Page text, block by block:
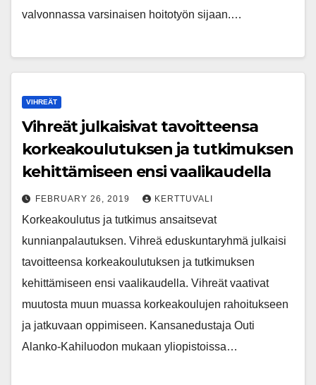
valvonnassa varsinaisen hoitotyön sijaan.…
VIHREÄT
Vihreät julkaisivat tavoitteensa
korkeakoulutuksen ja tutkimuksen
kehittämiseen ensi vaalikaudella
FEBRUARY 26, 2019 KERTTUVALI
Korkeakoulutus ja tutkimus ansaitsevat
kunnianpalautuksen. Vihreä eduskuntaryhmä julkaisi
tavoitteensa korkeakoulutuksen ja tutkimuksen
kehittämiseen ensi vaalikaudella. Vihreät vaativat
muutosta muun muassa korkeakoulujen rahoitukseen
ja jatkuvaan oppimiseen. Kansanedustaja Outi
Alanko-Kahiluodon mukaan yliopistoissa…